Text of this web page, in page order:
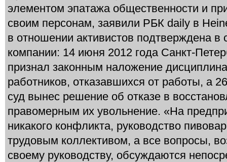
элементом эпатажа общественности и
своим персонам, заявили РБК daily в
в отношении активистов подтверждена в
компании: 14 июня 2012 года Санкт-
признал законным наложение
работников, отказавшихся от работы, а
суд вынес решение об отказе в
правомерным их увольнение. «На
никакого конфликта, руковод­ство
трудовым коллективом, а все вопросы,
своему руководству, обсуждаются